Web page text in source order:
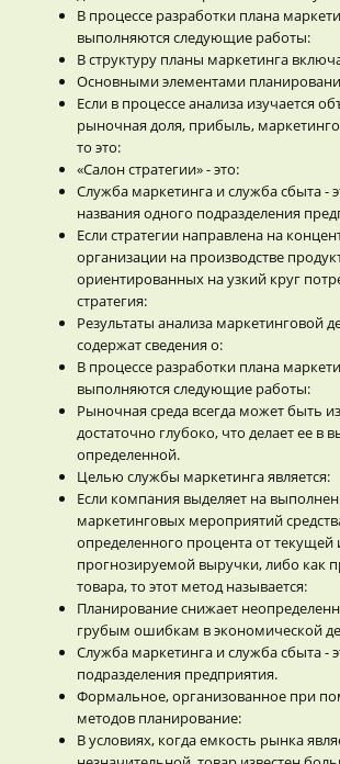
В процессе разработки плана
выполняются следующие работы:
В структуру планы маркетинга
Основными элементами
Если в процессе анализа изучается
рыночная доля, прибыль,
то это:
«Салон стратегии» - это:
Служба маркетинга и служба сбыта -
названия одного подразделения
Если стратегии направлена на
организации на производстве
ориентированных на узкий круг
стратегия:
Результаты анализа маркетинговой
содержат сведения о:
В процессе разработки плана
выполняются следующие работы:
Рыночная среда всегда может быть
достаточно глубоко, что делает ее в
определенной.
Целью службы маркетинга является:
Если компания выделяет на
маркетинговых мероприятий
определенного процента от текущей
прогнозируемой выручки, либо как
товара, то этот метод называется:
Планирование снижает
грубым ошибкам в экономической
Служба маркетинга и служба сбыта -
подразделения предприятия.
Формальное, организованное при
методов планирование:
В условиях, когда емкость рынка